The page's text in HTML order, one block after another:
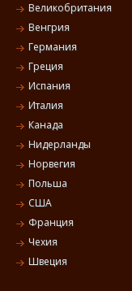
Великобритания
Венгрия
Германия
Греция
Испания
Италия
Канада
Нидерланды
Норвегия
Польша
США
Франция
Чехия
Швеция